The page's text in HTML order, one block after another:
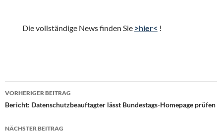
Die vollständige News finden Sie >hier< !
Beitragsnavigation
VORHERIGER BEITRAG
Bericht: Datenschutzbeauftagter lässt Bundestags-Homepage prüfen
NÄCHSTER BEITRAG